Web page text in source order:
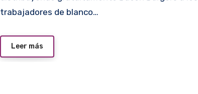
trabajadores de blanco…
Leer más